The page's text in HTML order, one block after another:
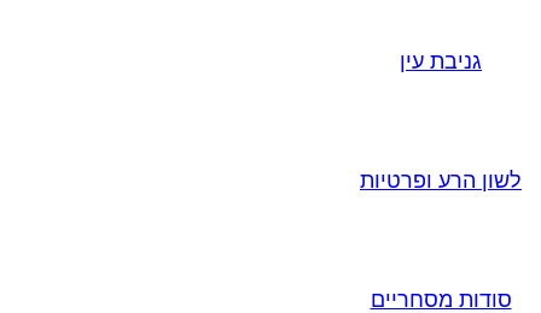
גניבת עין
לשון הרע ופרטיות
סודות מסחריים